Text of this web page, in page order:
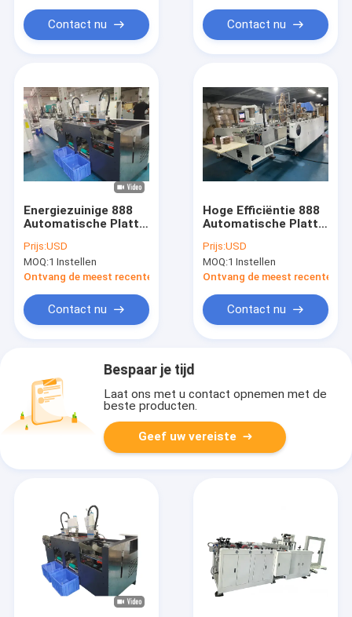
Voor Papieren
Handvat Lijn
Contact nu Contact nu
Energiezuinige 888
Automatische Platte
Plakmachine
Betrouwbare Output
voor Papieren
Prijs:USD
MOQ:1 Instellen
Ontvang de meest recente Prijs
Contact nu
Hoge Efficiëntie 888
Automatische Platte
Plakmachine Stabiele
Output Sterke
Kleefkracht Voor
Productielijn
Prijs:USD
MOQ:1 Instellen
Ontvang de meest recente
Contact nu
Bespaar je tijd
Laat ons met u contact opnemen met de
beste producten.
Geef uw vereiste